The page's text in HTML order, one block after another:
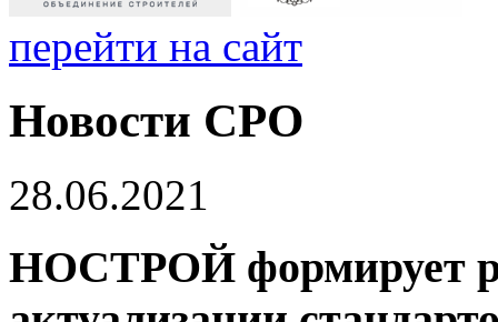
перейти на сайт
Новости СРО
28.06.2021
НОСТРОЙ формирует